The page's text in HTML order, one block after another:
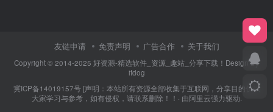
友链申请 免责声明 广告合作 关于我们
Copyright © 2014-2025 好资源-精选软件_资源_趣站_分享下载！Design By
itdog
冀ICP备14019157号[声明：本站所有资源全部收集于互联网，分享目的仅供
大家学习与参考，如有侵权，请联系删除！！· 由阿里云强力驱动.